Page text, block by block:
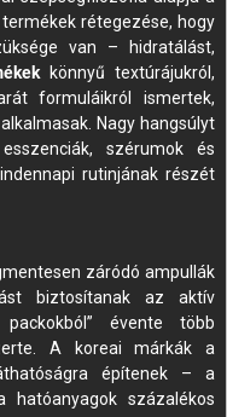
rétegezése, hogy
van – hidratálást,
könnyű textúrájukról,
formuláikról ismertek,
Nagy hangsúlyt
szérumok és
rutinjának részét
záródó ampullák
biztosítanak az aktív
évente több
A koreai márkák a
építenek – a
hatóanyagok százalékos